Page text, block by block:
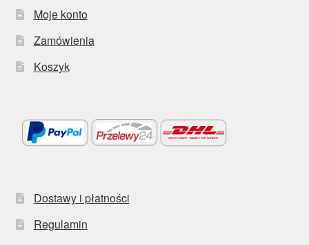
Moje konto
Zamówienia
Koszyk
Dostawy i płatności
Regulamin